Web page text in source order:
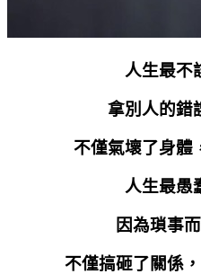
人生最不
拿別人的錯
不僅氣壞了身體
人生最愚
因為瑣事
不僅搞砸了關係